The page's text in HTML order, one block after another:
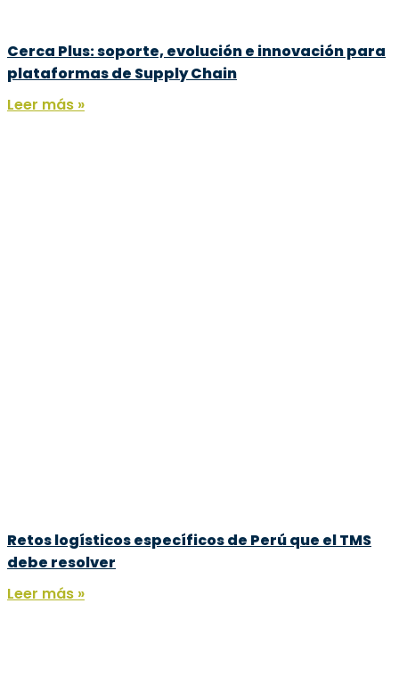
Cerca Plus: soporte, evolución e innovación para
plataformas de Supply Chain
Leer más »
Retos logísticos específicos de Perú que el TMS
debe resolver
Leer más »